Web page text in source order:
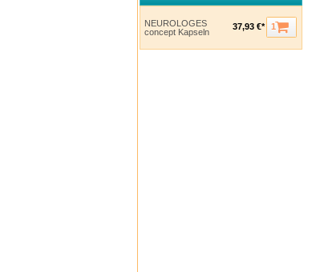
NEUROLOGES
concept Kapseln
37,93 €* 1